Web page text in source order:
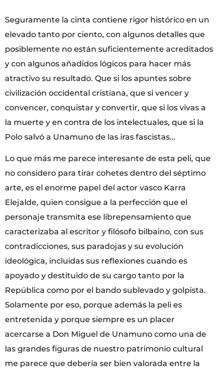
Seguramente la cinta contiene rigor histórico en un
elevado tanto por ciento, con algunos detalles que
posiblemente no están suficientemente acreditados
y con algunos añadidos lógicos para hacer más
atractivo su resultado. Que si los apuntes sobre
civilización occidental cristiana, que si vencer y
convencer, conquistar y convertir, que si los vivas a
la muerte y en contra de los intelectuales, que si la
Polo salvó a Unamuno de las iras fascistas…
Lo que más me parece interesante de esta peli, que
no considero para tirar cohetes dentro del séptimo
arte, es el enorme papel del actor vasco Karra
Elejalde, quien consigue a la perfección que el
personaje transmita ese librepensamiento que
caracterizaba al escritor y filósofo bilbaino, con sus
contradicciones, sus paradojas y su evolución
ideológica, incluidas sus reflexiones cuando es
apoyado y destituido de su cargo tanto por la
República como por el bando sublevado y golpista.
Solamente por eso, porque además la peli es
entretenida y porque siempre es un placer
acercarse a Don Miguel de Unamuno como una de
las grandes figuras de nuestro patrimonio cultural
me parece que debería ser bien valorada entre la